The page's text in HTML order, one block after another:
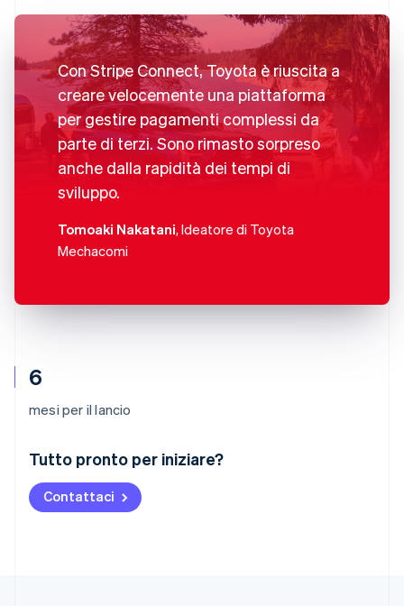
6
mesi per il lancio
Tutto pronto per iniziare?
Contattaci
Con Stripe Connect, Toyota è riuscita a
creare velocemente una piattaforma
per gestire pagamenti complessi da
parte di terzi. Sono rimasto sorpreso
anche dalla rapidità dei tempi di
sviluppo.
Tomoaki Nakatani, Ideatore di Toyota
Mechacomi
Australia
English
Austria
DeutschEnglish